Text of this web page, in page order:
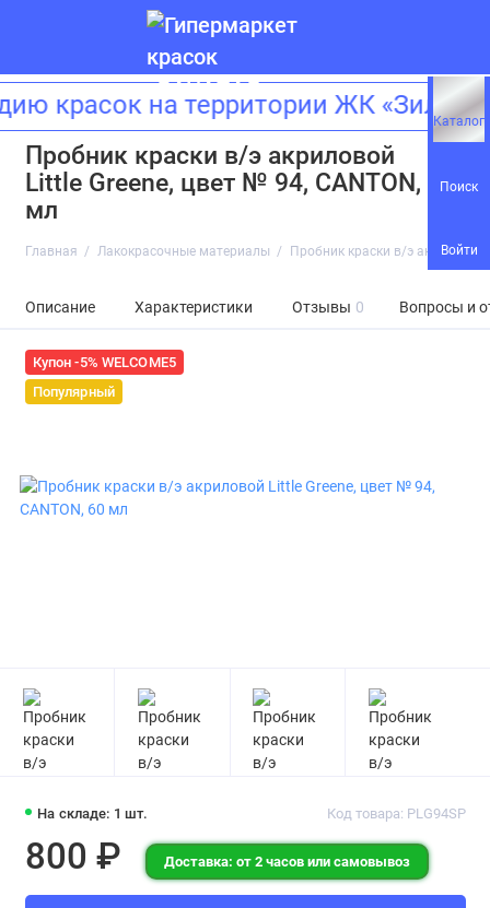
Каталог
Поиск
Войти
красок на территории ЖК
Пробник краски в/э акриловой
Little Greene, цвет № 94, CANTON, 60
мл
Главная Лакокрасочные материалы Пробник краски в/э акриловой
Описание Характеристики Отзывы 0 Вопросы и
Купон -5% WELCOME5
Популярный
На складе: 1 шт. Код товара: PLG94SP
800 ₽ Доставка: от 2 часов или самовывоз